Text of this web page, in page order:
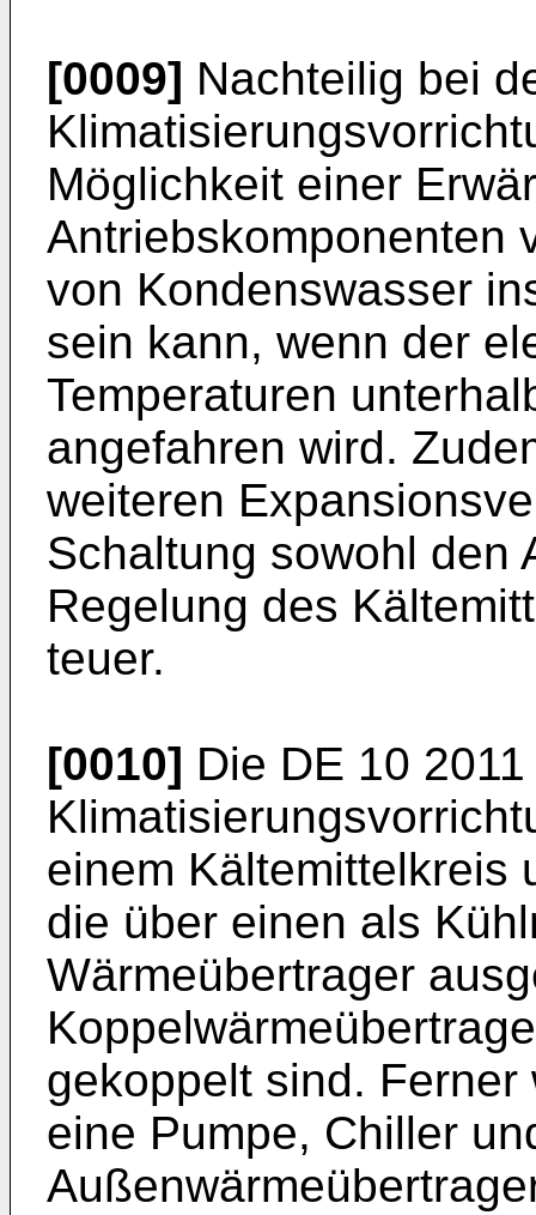
[0009] Nachteilig bei
Möglichkeit einer
Antriebskomponenten
von Kondenswasser
sein kann, wenn der
Temperaturen
angefahren wird.
weiteren
Schaltung sowohl den
Regelung des
teuer.
[0010] Die DE 10
einem Kältemittelkreis
die über einen als
Wärmeübertrager
gekoppelt sind.
eine Pumpe, Chiller